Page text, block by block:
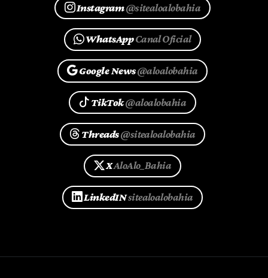
Instagram@sitealoalobahia
WhatsAppCanal Oficial
Google News@aloalobahia
TikTok@aloalobahia
Threads@sitealoalobahia
XAloAlo_Bahia
LinkedINsitealoalobahia